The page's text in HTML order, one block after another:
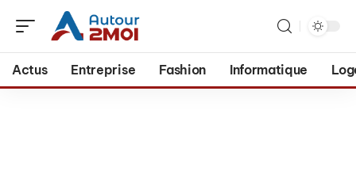
Actus Entreprise Fashion Informatique